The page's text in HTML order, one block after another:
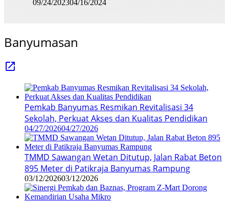
09/24/202304/16/2024
Banyumasan
Pemkab Banyumas Resmikan Revitalisasi 34
Sekolah, Perkuat Akses dan Kualitas Pendidikan
04/27/202604/27/2026
TMMD Sawangan Wetan Ditutup, Jalan Rabat Beton
895 Meter di Patikraja Banyumas Rampung
03/12/202603/12/2026